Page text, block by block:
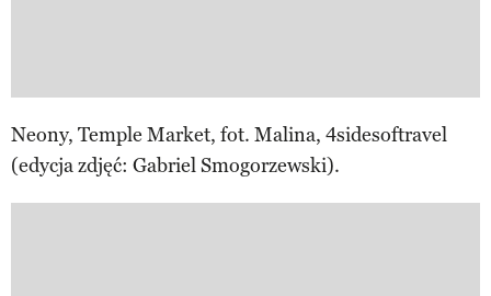
Neony, Temple Market, fot. Malina, 4sidesoftravel
(edycja zdjęć: Gabriel Smogorzewski).